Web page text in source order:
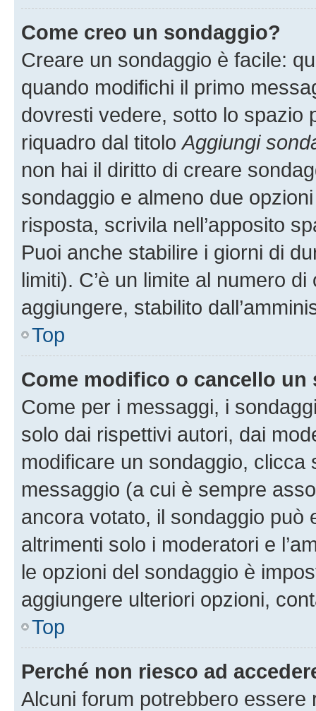
Come creo un sondaggio?
Creare un sondaggio è facile:
quando modifichi il primo
dovresti vedere, sotto lo spazio
riquadro dal titoloAggiungi
non hai il diritto di creare
sondaggio e almeno due
risposta, scrivila nell’apposito
Puoi anche stabilire i giorni di
limiti). C’è un limite al numero
aggiungere, stabilito
Top
Come modifico o cancello un
Come per i messaggi, i
solo dai rispettivi autori, dai
modificare un sondaggio,
messaggio (a cui è sempre
ancora votato, il sondaggio può
altrimenti solo i moderatori e
le opzioni del sondaggio è
aggiungere ulteriori opzioni,
Top
Perché non riesco ad
Alcuni forum potrebbero